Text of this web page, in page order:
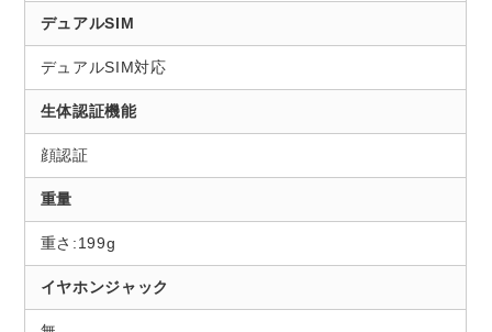
デュアルSIM
デュアルSIM対応
生体認証機能
顔認証
重量
重さ:199g
イヤホンジャック